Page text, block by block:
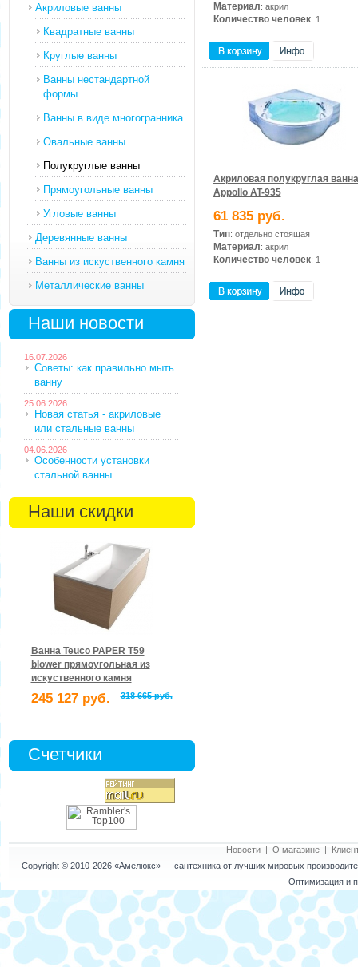
Акриловые ванны
Квадратные ванны
Круглые ванны
Ванны нестандартной
формы
Ванны в виде многогранника
Овальные ванны
Полукруглые ванны
Прямоугольные ванны
Угловые ванны
Деревянные ванны
Ванны из искуственного камня
Металлические ванны
Наши новости
16.07.2026
Советы: как правильно мыть
ванну
25.06.2026
Новая статья - акриловые
или стальные ванны
04.06.2026
Особенности установки
стальной ванны
Наши скидки
Ванна Teuco PAPER T59
blower прямоугольная из
искуственного камня
245 127 руб. 318 665 руб.
Счетчики
Материал: акрил
Количество человек: 1
Акриловая полукруглая ванна
Appollo AT-935
61 835 руб.
Тип: отдельно стоящая
Материал: акрил
Количество человек: 1
Новости| О магазине|
Copyright © 2010-2026 «Амелюкс»— сантехника от лучших мировых
Оптимизация и